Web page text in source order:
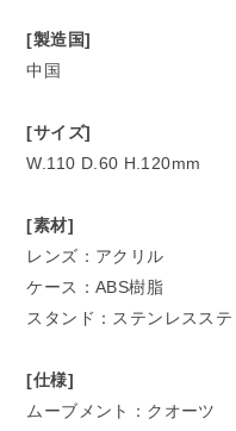
[製造国]
中国
[サイズ]
W.110 D.60 H.120mm
[素材]
レンズ：アクリル
ケース：ABS樹脂
スタンド：ステンレスス
[仕様]
ムーブメント：クオーツ